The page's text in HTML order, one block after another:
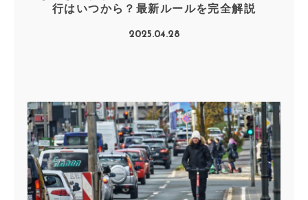
行はいつから？最新ルールを完全解説
2025.04.28